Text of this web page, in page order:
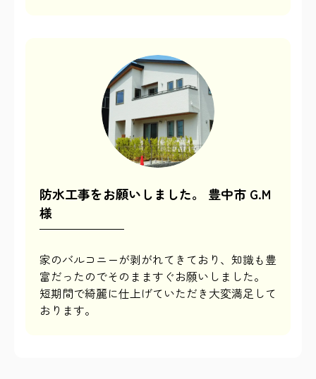
防水工事をお願いしました。 豊中市 G.M
様
家のバルコニーが剥がれてきており、知識も豊
富だったのでそのまますぐお願いしました。
短期間で綺麗に仕上げていただき大変満足して
おります。